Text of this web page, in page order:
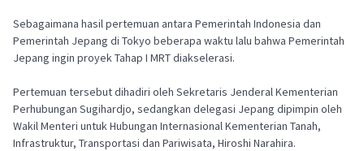
Sebagaimana hasil pertemuan antara Pemerintah Indonesia dan
Pemerintah Jepang di Tokyo beberapa waktu lalu bahwa Pemerintah
Jepang ingin proyek Tahap I MRT diakselerasi.
Pertemuan tersebut dihadiri oleh Sekretaris Jenderal Kementerian
Perhubungan Sugihardjo, sedangkan delegasi Jepang dipimpin oleh
Wakil Menteri untuk Hubungan Internasional Kementerian Tanah,
Infrastruktur, Transportasi dan Pariwisata, Hiroshi Narahira.